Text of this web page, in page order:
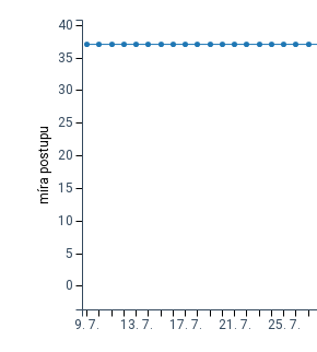
9. 7. 13. 7. 17. 7. 21. 7. 25. 7.
míra postupu
0
5
10
15
20
25
30
35
40